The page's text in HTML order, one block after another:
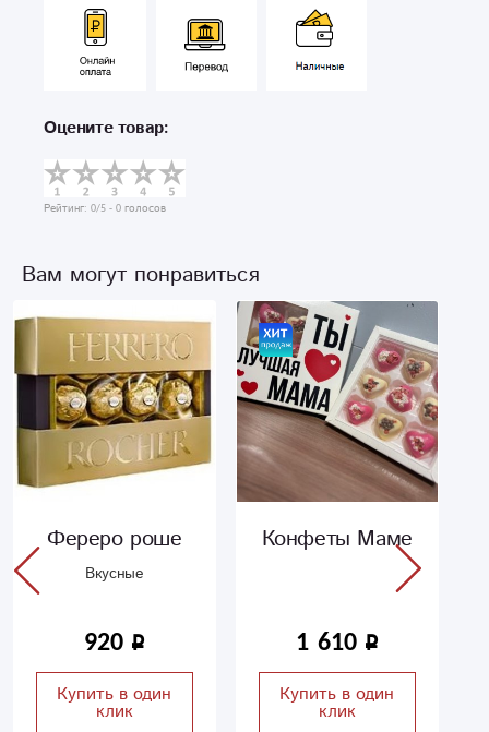
Оцените товар:
Рейтинг: 0/5 - 0 голосов
Вам могут понравиться
Фереро роше
Вкусные
920
Купить в один
клик
Конфеты Маме
1 610
Купить в один
клик